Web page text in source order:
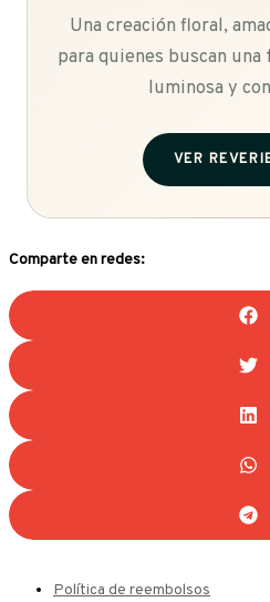
Una creación floral,
para quienes buscan
luminosa y
VER
Comparte en redes:
Política de reembolsos